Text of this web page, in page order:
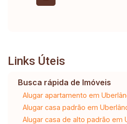
Links Úteis
Busca rápida de Imóveis
Alugar apartamento em
Alugar casa padrão em
Alugar casa de alto padrão em